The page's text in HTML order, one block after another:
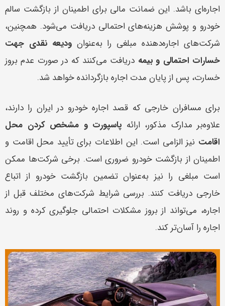
اجاره‌ای باشد. این ضمانت مالی برای اطمینان از بازگشت سالم
خودرو و پوشش هزینه‌های احتمالی دریافت می‌شود. همچنین،
شرکت‌های اجاره‌دهنده مبلغی را به‌عنوانودیعه نقدی جهت
خسارات احتمالی و بیمه دریافت می‌کنند که در صورت عدم بروز
خسارت، پس از پایان مدت اجاره بازگردانده خواهد شد.
برای مسافران خارجی که قصد اجاره خودرو در ایران را دارند،
علاوه‌بر مدارک مذکور، ارائه پاسپورت و مشخص کردن محل
اقامت نیز الزامی است. این اطلاعات برای تأیید محل اقامت و
اطمینان از بازگشت خودرو ضروری است. برخی شرکت‌ها ممکن
است مبلغی را نیز به‌عنوان تضمین بازگشت خودرو از اتباع
خارجی دریافت کنند. بررسی شرایط شرکت‌های مختلف قبل از
اجاره، می‌تواند از بروز مشکلات احتمالی جلوگیری کرده و روند
اجاره را آسان‌تر کند.